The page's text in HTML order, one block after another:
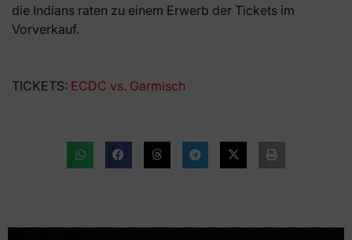
die Indians raten zu einem Erwerb der Tickets im
Vorverkauf.
TICKETS: ECDC vs. Garmisch